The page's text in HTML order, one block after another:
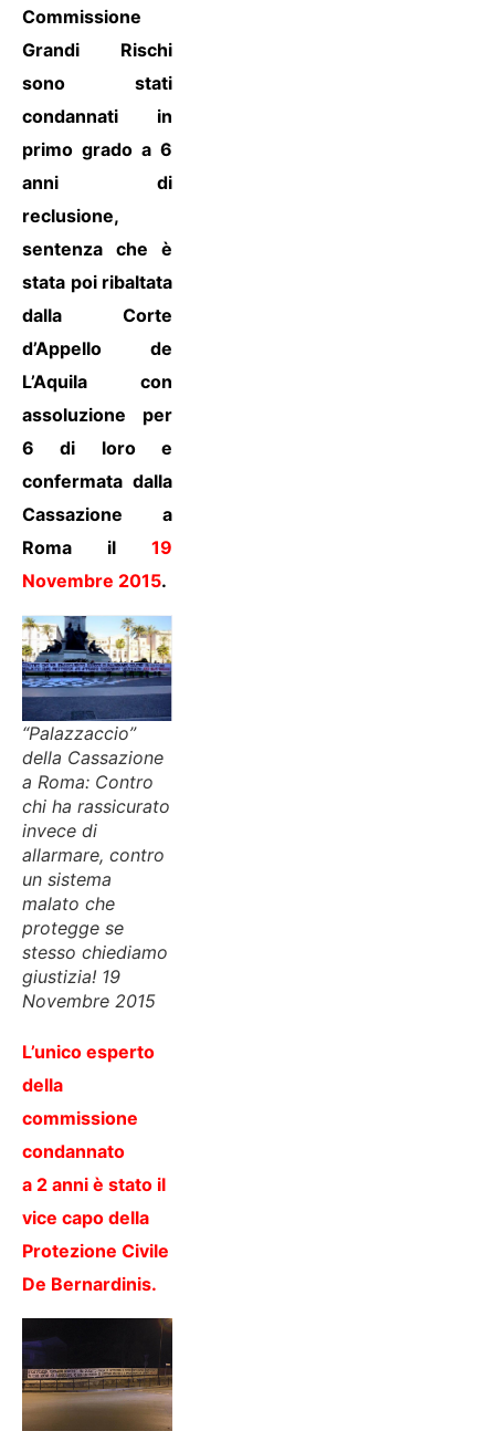
Commissione
Grandi Rischi
sono stati
condannati in
primo grado a 6
anni di
reclusione,
sentenza che è
stata poi ribaltata
dalla Corte
d’Appello de
L’Aquila con
assoluzione per
6 di loro e
confermata dalla
Cassazione a
Roma il 19
Novembre 2015.
“Palazzaccio”
della Cassazione
a Roma: Contro
chi ha rassicurato
invece di
allarmare, contro
un sistema
malato che
protegge se
stesso chiediamo
giustizia! 19
Novembre 2015
L’unico esperto
della
commissione
condannato
a 2 anni è stato il
vice capo della
Protezione Civile
De Bernardinis.